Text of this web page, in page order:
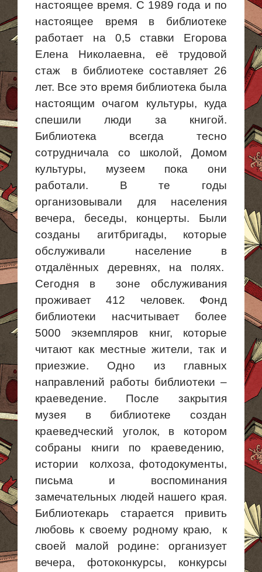
настоящее время. С 1989 года и по
настоящее время в библиотеке
работает на 0,5 ставки Егорова
Елена Николаевна, её трудовой
стаж в библиотеке составляет 26
лет. Все это время библиотека была
настоящим очагом культуры, куда
спешили люди за книгой.
Библиотека всегда тесно
сотрудничала со школой, Домом
культуры, музеем пока они
работали. В те годы
организовывали для населения
вечера, беседы, концерты. Были
созданы агитбригады, которые
обслуживали население в
отдалённых деревнях, на полях.
Сегодня в зоне обслуживания
проживает 412 человек. Фонд
библиотеки насчитывает более
5000 экземпляров книг, которые
читают как местные жители, так и
приезжие. Одно из главных
направлений работы библиотеки –
краеведение. После закрытия
музея в библиотеке создан
краеведческий уголок, в котором
собраны книги по краеведению,
истории колхоза, фотодокументы,
письма и воспоминания
замечательных людей нашего края.
Библиотекарь старается привить
любовь к своему родному краю, к
своей малой родине: организует
вечера, фотоконкурсы, конкурсы